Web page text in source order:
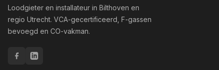
Loodgieter en installateur in Bilthoven en
regio Utrecht. VCA-gecertificeerd, F-gassen
bevoegd en CO-vakman.